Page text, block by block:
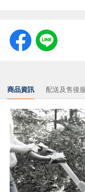
商品資訊 配送及售後